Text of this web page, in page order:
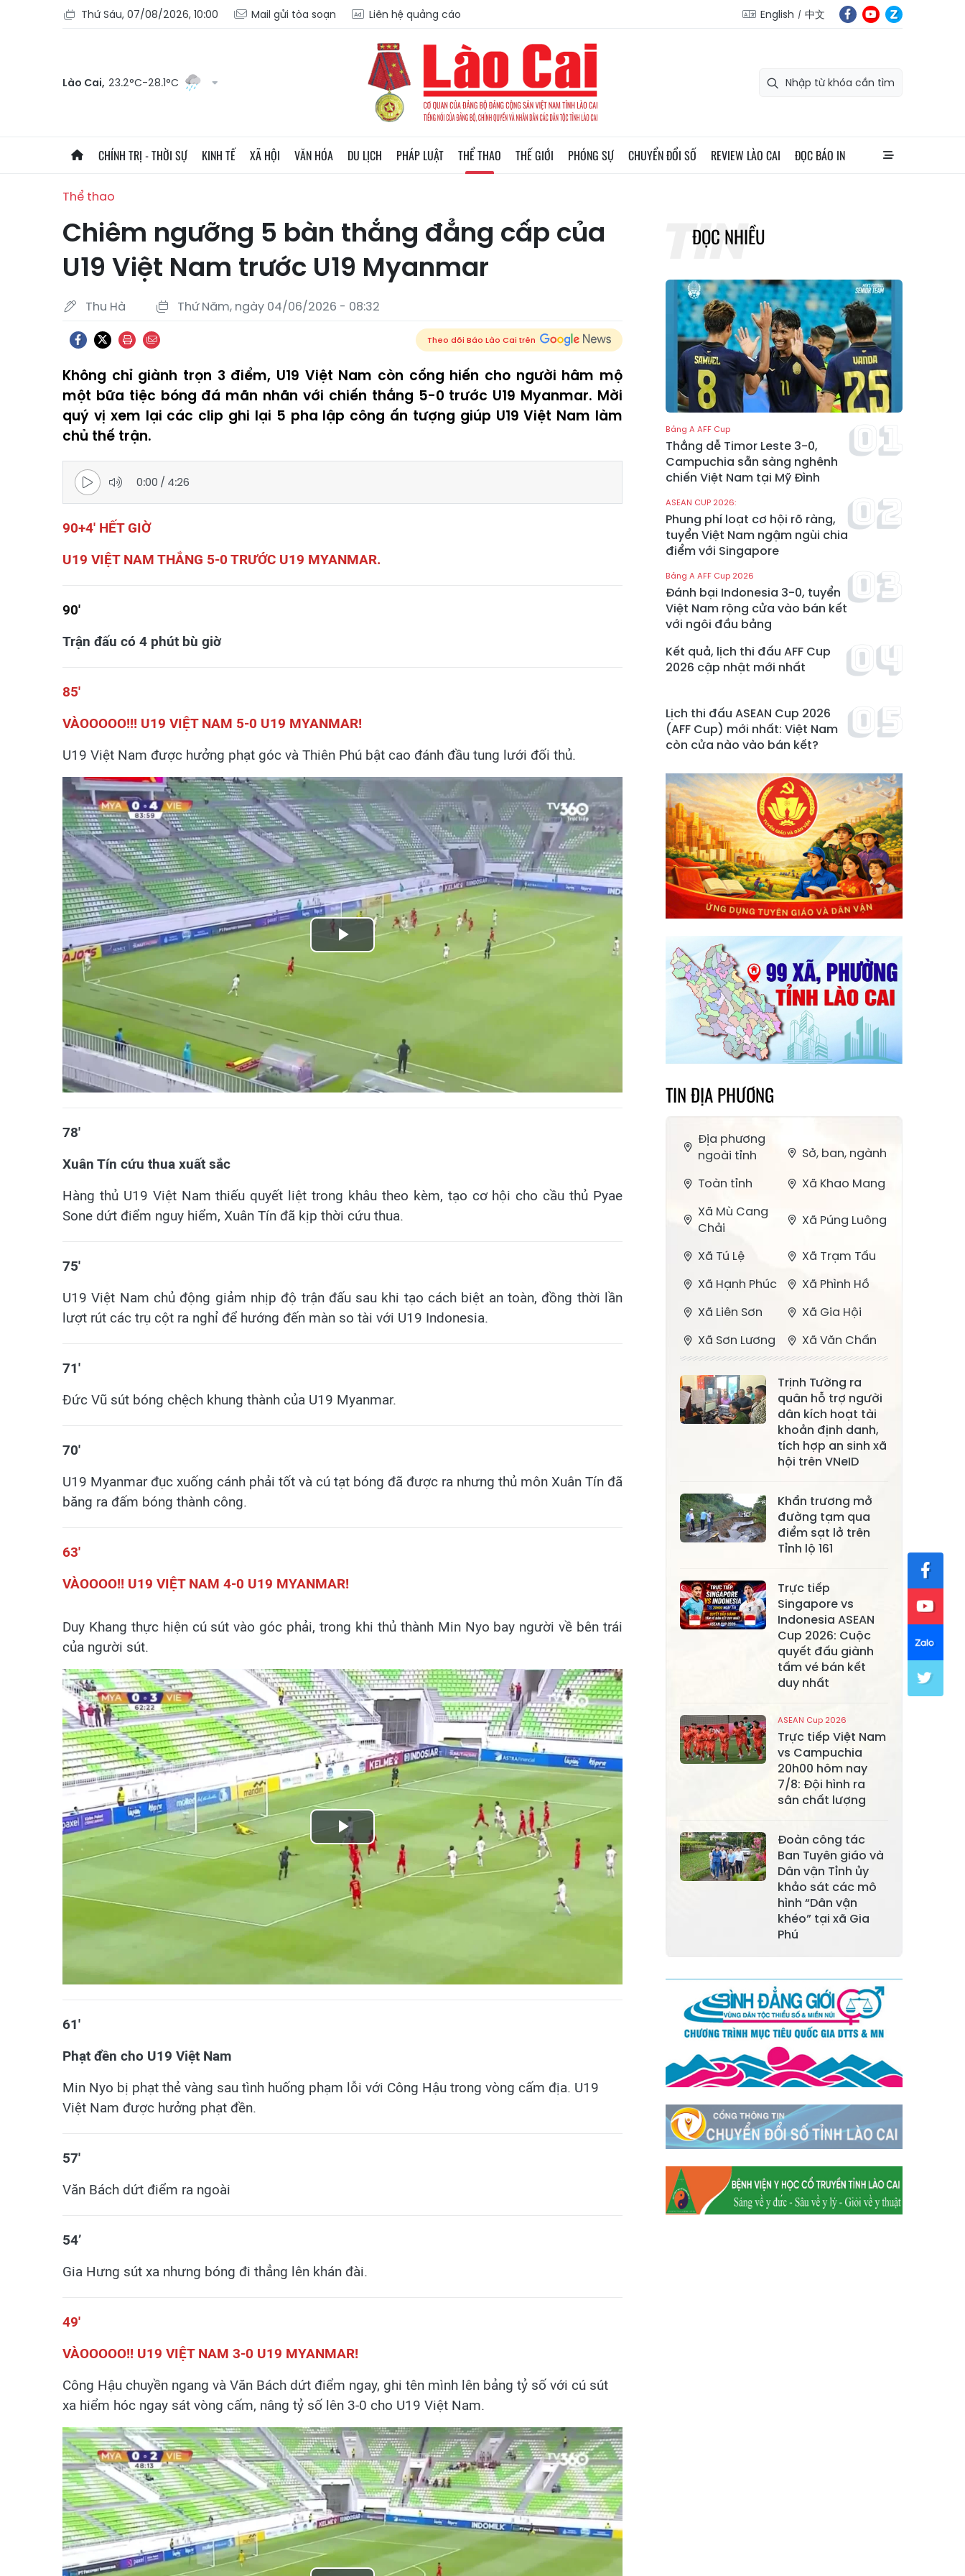
Thứ Sáu, 07/08/2026, 10:00 Mail gửi tòa soạn Liên hệ quảng cáo English 中文
Lào Cai, 23.2°C-28.1°C
CHÍNH TRỊ - THỜI SỰ KINH TẾ XÃ HỘI VĂN HÓA DU LỊCH PHÁP LUẬT THỂ THAO THẾ GIỚI PHÓNG SỰ CHUYỂN ĐỔI SỐ REVIEW LÀO CAI ĐỌC BÁO IN
Thể thao
Chiêm ngưỡng 5 bàn thắng đẳng cấp của
U19 Việt Nam trước U19 Myanmar
Thu Hà Thứ Năm, ngày 04/06/2026 - 08:32
Theo dõi Báo Lào Cai trên
Không chỉ giành trọn 3 điểm, U19 Việt Nam còn cống hiến cho người hâm mộ
một bữa tiệc bóng đá mãn nhãn với chiến thắng 5-0 trước U19 Myanmar. Mời
quý vị xem lại các clip ghi lại 5 pha lập công ấn tượng giúp U19 Việt Nam làm
chủ thế trận.
0:00 / 4:26
90+4' HẾT GIỜ
U19 VIỆT NAM THẮNG 5-0 TRƯỚC U19 MYANMAR.
90'
Trận đấu có 4 phút bù giờ
85'
VÀOOOOO!!! U19 VIỆT NAM 5-0 U19 MYANMAR!
U19 Việt Nam được hưởng phạt góc và Thiên Phú bật cao đánh đầu tung lưới đối thủ.
Play
Video
78'
Xuân Tín cứu thua xuất sắc
Hàng thủ U19 Việt Nam thiếu quyết liệt trong khâu theo kèm, tạo cơ hội cho cầu thủ Pyae
Sone dứt điểm nguy hiểm, Xuân Tín đã kịp thời cứu thua.
75'
U19 Việt Nam chủ động giảm nhịp độ trận đấu sau khi tạo cách biệt an toàn, đồng thời lần
lượt rút các trụ cột ra nghỉ để hướng đến màn so tài với U19 Indonesia.
​71'
Đức Vũ sút bóng chệch khung thành của U19 Myanmar.
70'
U19 Myanmar đục xuống cánh phải tốt và cú tạt bóng đã được ra nhưng thủ môn Xuân Tín đã
băng ra đấm bóng thành công.
63'
VÀOOOO!! U19 VIỆT NAM 4-0 U19 MYANMAR!
Duy Khang thực hiện cú sút vào góc phải, trong khi thủ thành Min Nyo bay người về bên trái
của người sút.
Play
Video
61'
Phạt đền cho U19 Việt Nam
Min Nyo bị phạt thẻ vàng sau tình huống phạm lỗi với Công Hậu trong vòng cấm địa. U19
Việt Nam được hưởng phạt đền.
57'
Văn Bách dứt điểm ra ngoài
54’
Gia Hưng sút xa nhưng bóng đi thẳng lên khán đài.
49'
VÀOOOOO!! U19 VIỆT NAM 3-0 U19 MYANMAR!
Công Hậu chuyền ngang và Văn Bách dứt điểm ngay, ghi tên mình lên bảng tỷ số với cú sút
xa hiểm hóc ngay sát vòng cấm, nâng tỷ số lên 3-0 cho U19 Việt Nam.
ĐỌC NHIỀU
Bảng A AFF Cup
Thắng dễ Timor Leste 3-0,
Campuchia sẵn sàng nghênh
chiến Việt Nam tại Mỹ Đình
ASEAN CUP 2026:
Phung phí loạt cơ hội rõ ràng,
tuyển Việt Nam ngậm ngùi chia
điểm với Singapore
Bảng A AFF Cup 2026
Đánh bại Indonesia 3-0, tuyển
Việt Nam rộng cửa vào bán kết
với ngôi đầu bảng
Kết quả, lịch thi đấu AFF Cup
2026 cập nhật mới nhất
Lịch thi đấu ASEAN Cup 2026
(AFF Cup) mới nhất: Việt Nam
còn cửa nào vào bán kết?
TIN ĐỊA PHƯƠNG
Địa phương
ngoài tỉnh
Sở, ban, ngành
Toàn tỉnh
Xã Khao Mang
Xã Mù Cang
Chải
Xã Púng Luông
Xã Tú Lệ
Xã Trạm Tấu
Xã Hạnh Phúc
Xã Phình Hồ
Xã Liên Sơn
Xã Gia Hội
Xã Sơn Lương
Xã Văn Chấn
Bằng La
Xã Chấn Thịnh
Xã Nghĩa Tâm
Xã Phong Dụ
Hạ
Xã Lâm Giang
Cuông
Xã Tân Hợp
Xã Mậu A Xã Xuân Ái
Xã Lâm
Xã Lục Yên
Xã Tân Lĩnh
Xã Khánh Hòa
Xã Phúc Lợi
Xã Cảm Nhân
Xã Thác Bà
Xã Yên Bình
Xã Bảo Ái
Xã Trấn Yên
Xã Hưng
Khánh
Xã Việt Hồng
Xã Quy Mông
Xã Cốc San
Xã Hợp Thành
Xã Phong Hải
Xã Bảo Thắng
Xã Tằng Loỏng
Hum
Xã Y Tý
Xã A Mú Sung
Xã Trịnh Tường
Xã Nậm Chày
Xã Bản Xèo
Xã Bát Xát
Xã Võ Lao
Xã Khánh Yên
Xã Văn Bàn
Xã Dương Quỳ
Xã Chiềng Ken
Xã Minh Lương
Xã Nậm Chảy
Xã Bảo Yên
Xã Nghĩa Đô
Xã Thượng Hà
Trịnh Tường ra
quân hỗ trợ người
dân kích hoạt tài
khoản định danh,
tích hợp an sinh xã
hội trên VNeID
Khẩn trương mở
đường tạm qua
điểm sạt lở trên
Tỉnh lộ 161
Trực tiếp
Singapore vs
Indonesia ASEAN
Cup 2026: Cuộc
quyết đấu giành
tấm vé bán kết
duy nhất
ASEAN Cup 2026
Trực tiếp Việt Nam
vs Campuchia
20h00 hôm nay
7/8: Đội hình ra
sân chất lượng
Đoàn công tác
Ban Tuyên giáo và
Dân vận Tỉnh ủy
khảo sát các mô
hình “Dân vận
khéo” tại xã Gia
Phú